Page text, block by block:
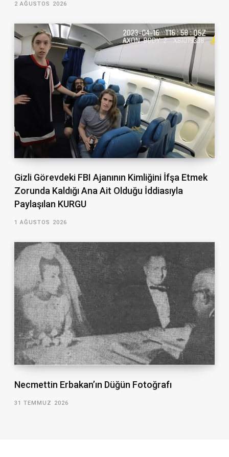
2 AĞUSTOS 2026
Gizli Görevdeki FBI Ajanının Kimliğini İfşa Etmek
Zorunda Kaldığı Ana Ait Olduğu İddiasıyla
Paylaşılan KURGU
1 AĞUSTOS 2026
Necmettin Erbakan’ın Düğün Fotoğrafı
31 TEMMUZ 2026